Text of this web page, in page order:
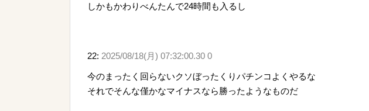
しかもかわりべんたんで24時間も入るし
22: 2025/08/18(月) 07:32:00.30 0
今のまったく回らないクソぼったくりパチンコよくやるな
それでそんな僅かなマイナスなら勝ったようなものだ